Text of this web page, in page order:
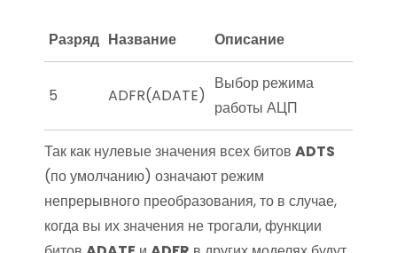
Разряд Название Описание
5 ADFR(ADATE)
Выбор режима
работы АЦП
Так как нулевые значения всех битов ADTS
(по умолчанию) означают режим
непрерывного преобразования, то в случае,
когда вы их значения не трогали, функции